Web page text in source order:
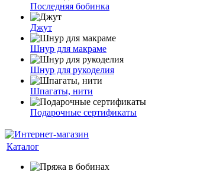
Последняя бобинка
Джут
Шнур для макраме
Шнур для рукоделия
Шпагаты, нити
Подарочные сертификаты
Каталог